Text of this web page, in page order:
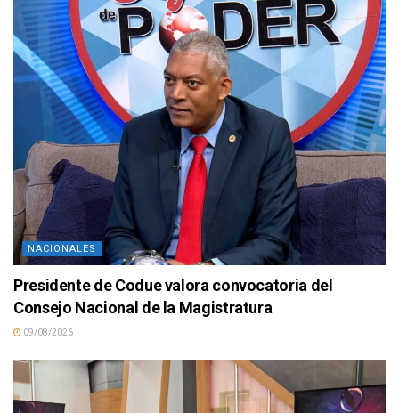
NACIONALES
Presidente de Codue valora convocatoria del
Consejo Nacional de la Magistratura
09/08/2026